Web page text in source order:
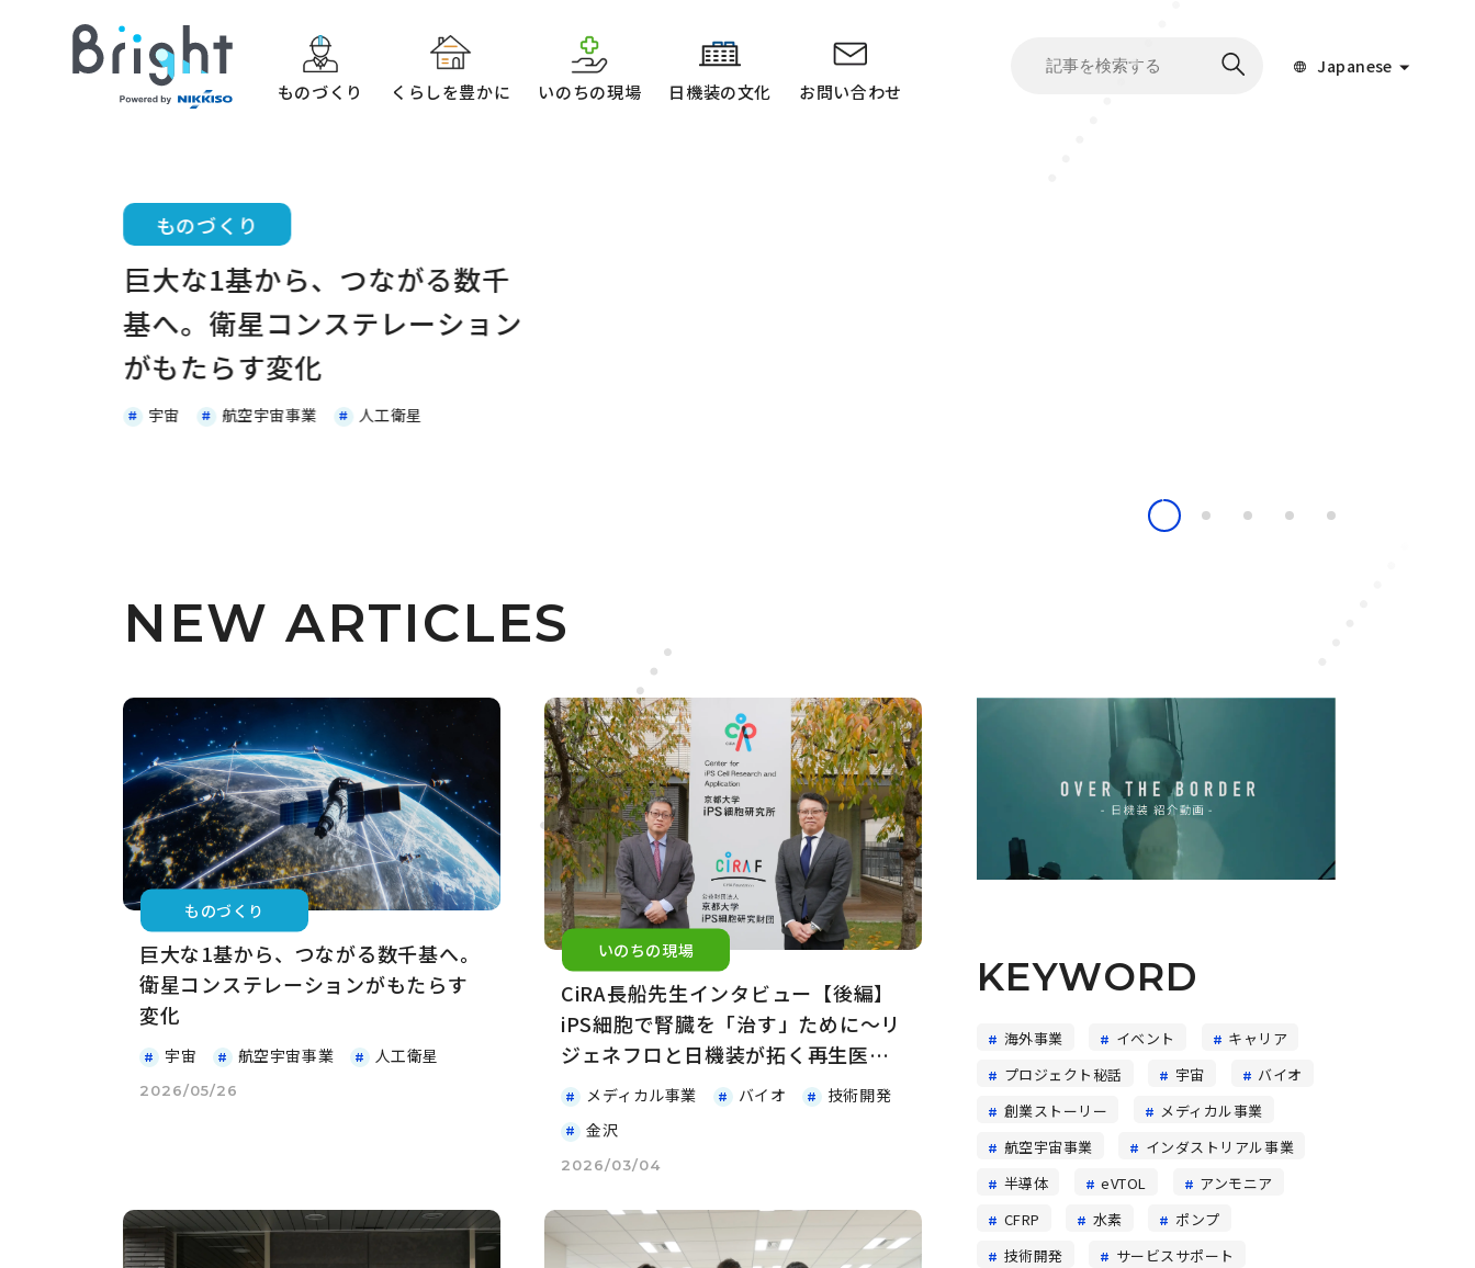
ものづくり くらしを豊かに いのちの現場 日機装の文化 お問い合わせ
Japanese
いのちの現場
CiRA長船先生インタビュー
【後編】 iPS細胞で腎臓を「治
す」ために～リジェネフロと日
機装が拓く再生医療の未来～
メディカル事業 バイオ
技術開発
NEW ARTICLES
ものづくり
巨大な1基から、つながる数千基へ。
衛星コンステレーションがもたらす
変化
宇宙 航空宇宙事業 人工衛星
2026/05/26
いのちの現場
CiRA長船先生インタビュー【後編】
iPS細胞で腎臓を「治す」ために～リ
ジェネフロと日機装が拓く再生医療
の未来～
メディカル事業 バイオ
技術開発
金沢
2026/03/04
KEYWORD
海外事業 イベント
キャリア
プロジェクト秘話
宇宙
バイオ
創業ストーリー
メディカル事業
航空宇宙事業
インダストリアル事業
半導体
eVTOL
アンモニア
CFRP
水素
ポンプ
技術開発
サービスサポート